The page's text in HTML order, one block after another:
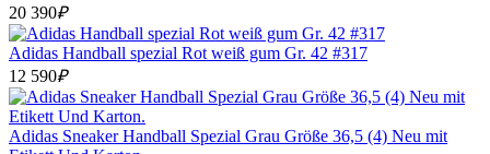
20 390₽
Adidas Handball spezial Rot weiß gum Gr. 42 #317
12 590₽
Adidas Sneaker Handball Spezial Grau Größe 36,5 (4) Neu mit